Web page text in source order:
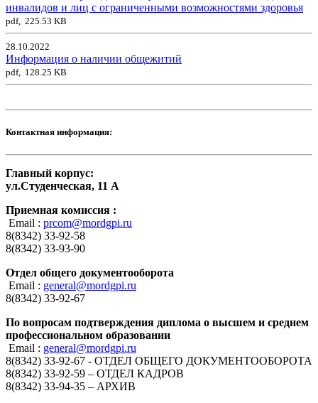
инвалидов и лиц с ограниченными возможностями здоровья
pdf, 225.53 KB
28.10.2022
Информация о наличии общежитий
pdf, 128.25 KB
Контактная информация:
Главный корпус:
ул.Студенческая, 11 А
Приемная комиссия :
Email : prcom@mordgpi.ru
8(8342) 33-92-58
8(8342) 33-93-90
Отдел общего документооборота
Email : general@mordgpi.ru
8(8342) 33-92-67
По вопросам подтверждения диплома о высшем и среднем
профессиональном образовании
Email : general@mordgpi.ru
8(8342) 33-92-67 - ОТДЕЛ ОБЩЕГО ДОКУМЕНТООБОРОТА
8(8342) 33-92-59 – ОТДЕЛ КАДРОВ
8(8342) 33-94-35 – АРХИВ